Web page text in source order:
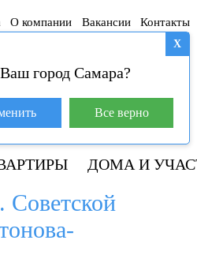
О компании Вакансии Контакты
База покупателей (602)
+7 917 145-78-45
ДОМА И
X
Ваш город Самара?
Все верно